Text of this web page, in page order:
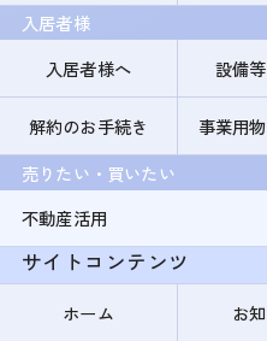
入居者様
入居者様へ
設備
解約のお手続き
事業用
売りたい・買いたい
不動産活用
サイトコンテンツ
ホーム お